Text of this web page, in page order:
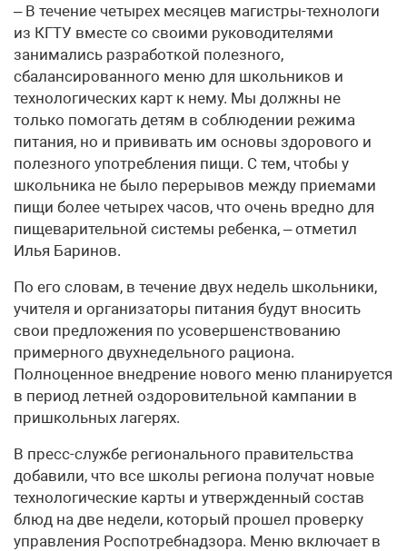
– В течение четырех месяцев магистры-технологи
из КГТУ вместе со своими руководителями
занимались разработкой полезного,
сбалансированного меню для школьников и
технологических карт к нему. Мы должны не
только помогать детям в соблюдении режима
питания, но и прививать им основы здорового и
полезного употребления пищи. С тем, чтобы у
школьника не было перерывов между приемами
пищи более четырех часов, что очень вредно для
пищеварительной системы ребенка, – отметил
Илья Баринов.
По его словам, в течение двух недель школьники,
учителя и организаторы питания будут вносить
свои предложения по усовершенствованию
примерного двухнедельного рациона.
Полноценное внедрение нового меню планируется
в период летней оздоровительной кампании в
пришкольных лагерях.
В пресс-службе регионального правительства
добавили, что все школы региона получат новые
технологические карты и утвержденный состав
блюд на две недели, который прошел проверку
управления Роспотребнадзора. Меню включает в